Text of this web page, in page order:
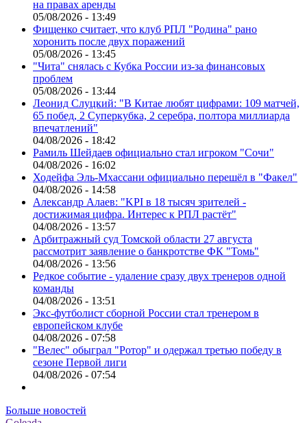
на правах аренды
05/08/2026 - 13:49
Фищенко считает, что клуб РПЛ "Родина" рано
хоронить после двух поражений
05/08/2026 - 13:45
"Чита" снялась с Кубка России из-за финансовых
проблем
05/08/2026 - 13:44
Леонид Слуцкий: "В Китае любят цифрами: 109 матчей,
65 побед, 2 Суперкубка, 2 серебра, полтора миллиарда
впечатлений"
04/08/2026 - 18:42
Рамиль Шейдаев официально стал игроком "Сочи"
04/08/2026 - 16:02
Ходейфа Эль-Мхассани официально перешёл в "Факел"
04/08/2026 - 14:58
Александр Алаев: "KPI в 18 тысяч зрителей -
достижимая цифра. Интерес к РПЛ растёт"
04/08/2026 - 13:57
Арбитражный суд Томской области 27 августа
рассмотрит заявление о банкротстве ФК "Томь"
04/08/2026 - 13:56
Редкое событие - удаление сразу двух тренеров одной
команды
04/08/2026 - 13:51
Экс-футболист сборной России стал тренером в
европейском клубе
04/08/2026 - 07:58
"Велес" обыграл "Ротор" и одержал третью победу в
сезоне Первой лиги
04/08/2026 - 07:54
Больше новостей